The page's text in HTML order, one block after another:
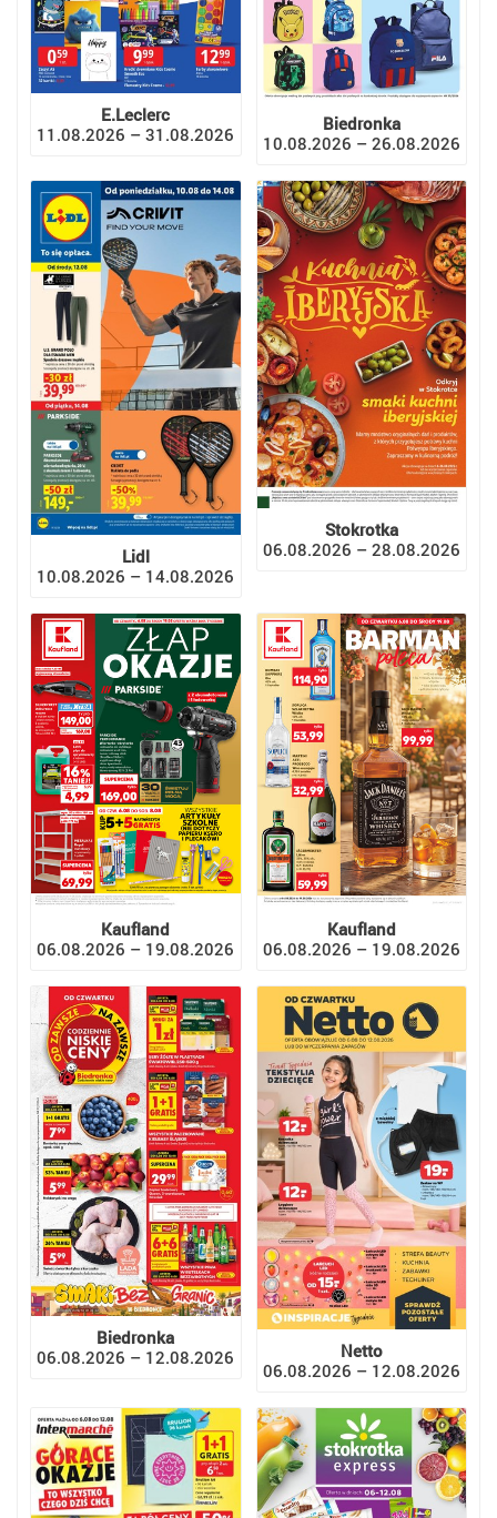
E.Leclerc
11.08.2026 – 31.08.2026
Biedronka
10.08.2026 – 26.08.2026
Lidl
10.08.2026 – 14.08.2026
Stokrotka
06.08.2026 – 28.08.2026
Kaufland
06.08.2026 – 19.08.2026
Kaufland
06.08.2026 – 19.08.2026
Biedronka
06.08.2026 – 12.08.2026
Netto
06.08.2026 – 12.08.2026